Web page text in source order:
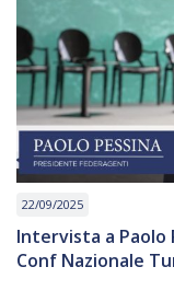
22/09/2025
Intervista a Paolo
Conf Nazionale